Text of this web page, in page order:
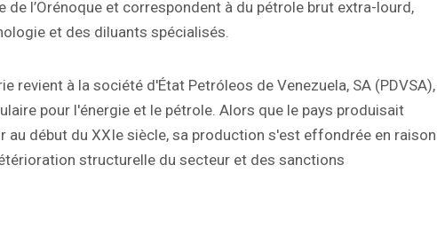
l’Orénoque et correspondent à du pétrole brut extra-lourd,
et des diluants spécialisés.
revient à la société d'État Petróleos de Venezuela, SA (PDVSA),
pour l'énergie et le pétrole. Alors que le pays produisait
au début du XXIe siècle, sa production s'est effondrée en raison
structurelle du secteur et des sanctions